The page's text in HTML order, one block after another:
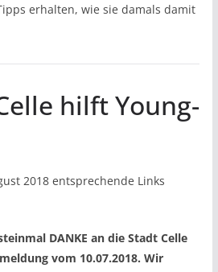
erhalten, wie sie damals damit
hilft Young-
2018 entsprechende Links
DANKE an die Stadt Celle
vom 10.07.2018. Wir